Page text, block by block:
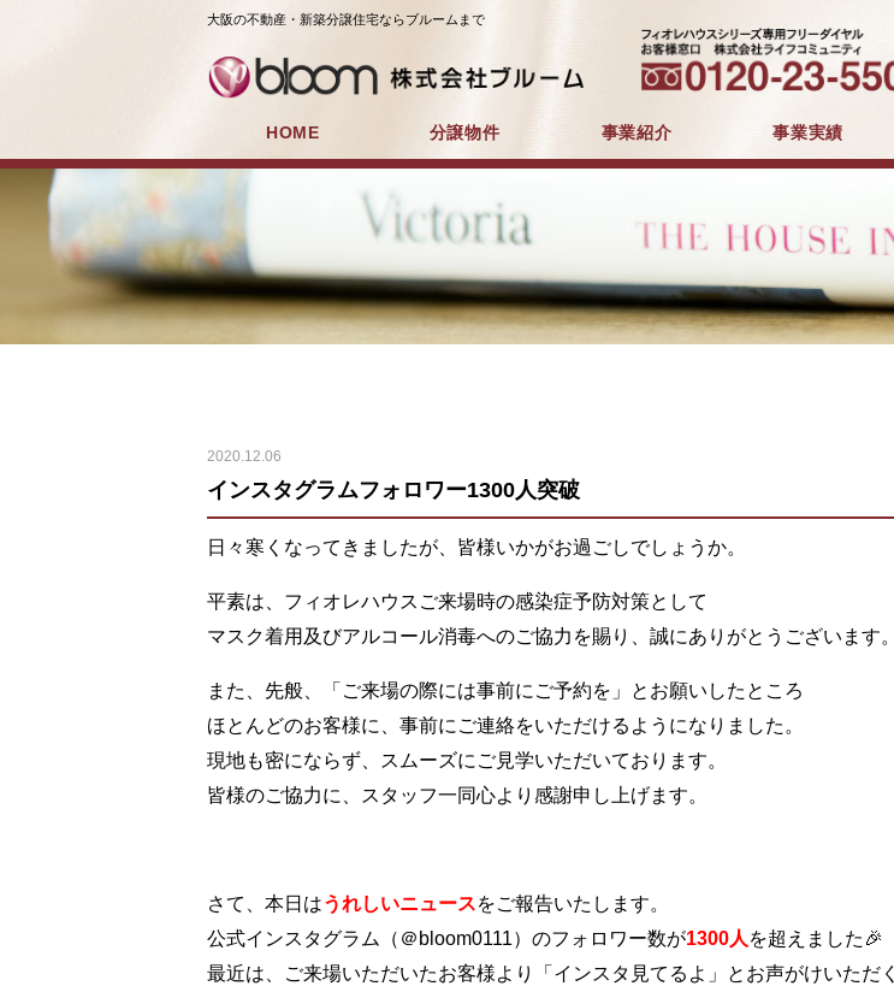
大阪の不動産・新築分譲住宅ならブルームまで
HOME 分譲物件 事業紹介 事業実績
2020.12.06
インスタグラムフォロワー1300人突破
日々寒くなってきましたが、皆様いかがお過ごしでしょうか。
平素は、フィオレハウスご来場時の感染症予防対策として
マスク着用及びアルコール消毒へのご協力を賜り、誠にありがとうございます。
また、先般、「ご来場の際には事前にご予約を」とお願いしたところ
ほとんどのお客様に、事前にご連絡をいただけるようになりました。
現地も密にならず、スムーズにご見学いただいております。
皆様のご協力に、スタッフ一同心より感謝申し上げます。
さて、本日はうれしいニュースをご報告いたします。
公式インスタグラム（＠bloom0111）のフォロワー数が1300人 を超えました🎉
最近は、ご来場いただいたお客様より「インスタ見てるよ」とお声がけいただく